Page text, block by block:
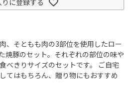
、そともも肉の3部位を使用したロー
焼豚のセット。それぞれの部位の味や
べきりサイズのセットです。 ご自宅
てはもちろん、贈り物にもおすすめ